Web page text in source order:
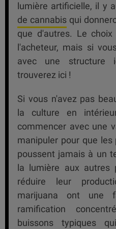
lumière artificielle, il y
de cannabisqui
que d'autres. Le
l'acheteur, mais si
avec une structure
trouverez ici !
Si vous n'avez pas
la culture en
commencer avec une
manipuler pour que
poussent jamais à un
la lumière aux autres
réduire leur
marijuana ont une
ramification
buissons typiques